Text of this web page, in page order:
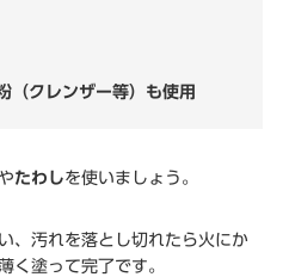
（クレンザー等）も使用
やたわしを使いましょう。
、汚れを落とし切れたら火にか
く塗って完了です。